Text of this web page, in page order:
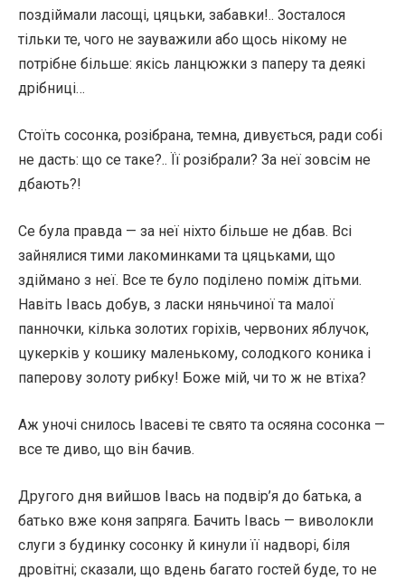
поздіймали ласощі, цяцьки, забавки!.. Зосталося
тільки те, чого не зауважили або щось нікому не
потрібне більше: якісь ланцюжки з паперу та деякі
дрібниці…
Стоїть сосонка, розібрана, темна, дивується, ради собі
не дасть: що се таке?.. Її розібрали? За неї зовсім не
дбають?!
Се була правда — за неї ніхто більше не дбав. Всі
зайнялися тими лакоминками та цяцьками, що
здіймано з неї. Все те було поділено поміж дітьми.
Навіть Івась добув, з ласки няньчиної та малої
панночки, кілька золотих горіхів, червоних яблучок,
цукерків у кошику маленькому, солодкого коника і
паперову золоту рибку! Боже мій, чи то ж не втіха?
Аж уночі снилось Івасеві те свято та осяяна сосонка —
все те диво, що він бачив.
Другого дня вийшов Івась на подвір’я до батька, а
батько вже коня запряга. Бачить Івась — виволокли
слуги з будинку сосонку й кинули її надворі, біля
дровітні; сказали, що вдень багато гостей буде, то не